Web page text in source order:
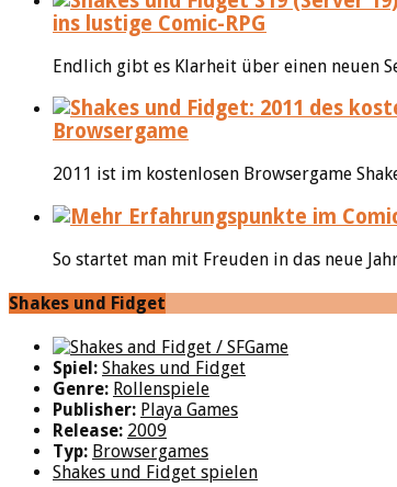
ins lustige Comic-RPG
Endlich gibt es Klarheit über einen neuen
Browsergame
2011 ist im kostenlosen Browsergame
So startet man mit Freuden in das neue
Shakes und Fidget
Spiel: Shakes und Fidget
Genre: Rollenspiele
Publisher: Playa Games
Release: 2009
Typ: Browsergames
Shakes und Fidget spielen